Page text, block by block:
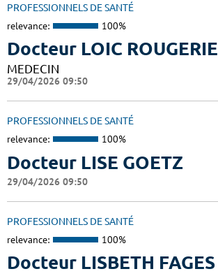
PROFESSIONNELS DE SANTÉ
relevance: 100%
Docteur LOIC ROUGERIE
MEDECIN
29/04/2026 09:50
PROFESSIONNELS DE SANTÉ
relevance: 100%
Docteur LISE GOETZ
29/04/2026 09:50
PROFESSIONNELS DE SANTÉ
relevance: 100%
Docteur LISBETH FAGES